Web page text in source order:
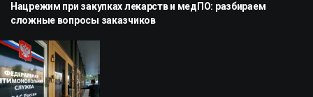
Нацрежим при закупках лекарств и медПО: разбираем
сложные вопросы заказчиков